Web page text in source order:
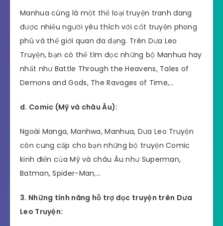
Manhua cũng là một thể loại truyện tranh đang
được nhiều người yêu thích với cốt truyện phong
phú và thế giới quan đa dạng. Trên Dưa Leo
Truyện, bạn có thể tìm đọc những bộ Manhua hay
nhất như Battle Through the Heavens, Tales of
Demons and Gods, The Ravages of Time,…
d. Comic (Mỹ và châu Âu):
Ngoài Manga, Manhwa, Manhua, Dưa Leo Truyện
còn cung cấp cho bạn những bộ truyện Comic
kinh điển của Mỹ và châu Âu như Superman,
Batman, Spider-Man,…
3. Những tính năng hỗ trợ đọc truyện trên Dưa
Leo Truyện: